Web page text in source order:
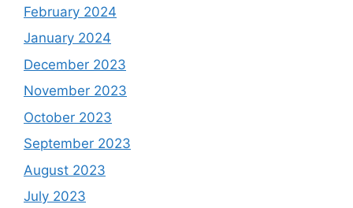
February 2024
January 2024
December 2023
November 2023
October 2023
September 2023
August 2023
July 2023